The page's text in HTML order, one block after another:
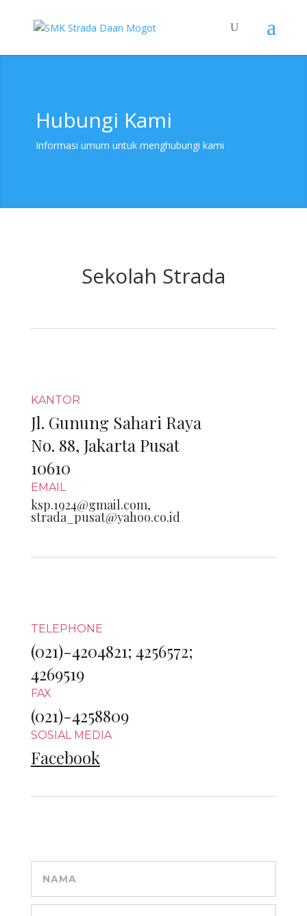
Hubungi Kami
Informasi umum untuk menghubungi kami
Sekolah Strada
KANTOR
Jl. Gunung Sahari Raya
No. 88, Jakarta Pusat
10610
EMAIL
ksp.1924@gmail.com,
strada_pusat@yahoo.co.id
TELEPHONE
(021)-4204821; 4256572;
4269519
FAX
(021)-4258809
SOSIAL MEDIA
Facebook